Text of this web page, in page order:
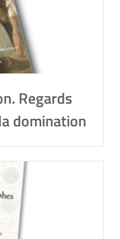
Regards
domination